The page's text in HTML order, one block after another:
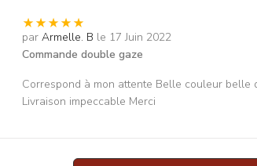
par Armelle. B le 17 Juin 2022
Commande double gaze
Correspond à mon attente Belle couleur belle
Livraison impeccable Merci